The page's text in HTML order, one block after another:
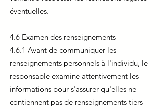
éventuelles.
4.6 Examen des renseignements
4.6.1 Avant de communiquer les
renseignements personnels à l'individu, le
responsable examine attentivement les
informations pour s'assurer qu'elles ne
contiennent pas de renseignements tiers